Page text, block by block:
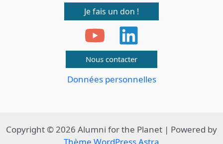
Je fais un don !
Nous contacter
Données personnelles
Copyright © 2026 Alumni for the Planet | Powered by